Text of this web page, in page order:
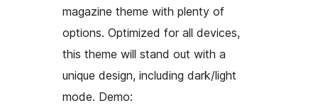
magazine theme with plenty of
options. Optimized for all devices,
this theme will stand out with a
unique design, including dark/light
mode. Demo: